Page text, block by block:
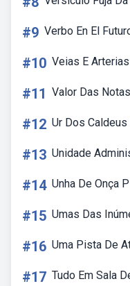
#9 Verbo En El
#10 Veias E
#11 Valor Das
#12 Ur Dos Caldeus
#13 Unidade
#14 Unha De Onça
#15 Umas Das
#16 Uma Pista De
#17 Tudo Em Sala